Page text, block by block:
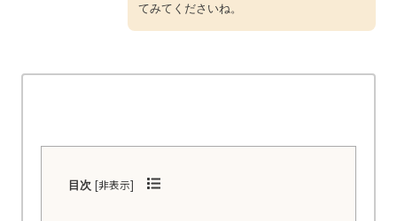
てみてくださいね。
目次 [非表示]